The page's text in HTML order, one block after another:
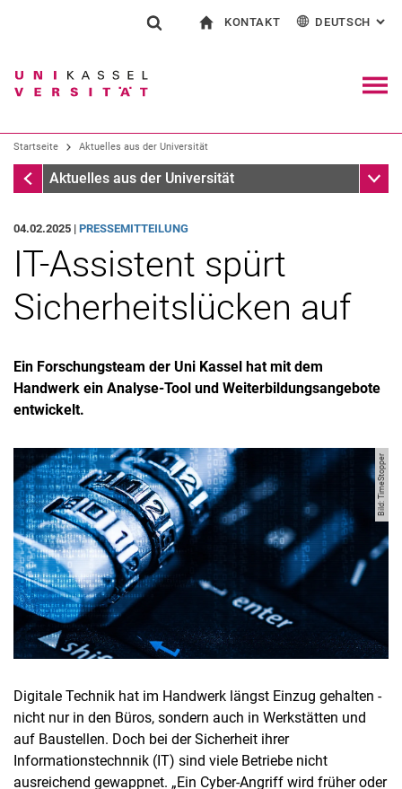
Springe direkt zu: Inhalt
Springe direkt zu: Suche
Springe direkt zu:
Suchen (öffnet externen Link in einem
KONTAKT
Kontakt für Presse und Öffentlichkeit
Einrichtungen suchen
DEUTSCH :
Startseite Aktuelles aus der Universität
Startseite
Aktuelles aus der Universität
04.02.2025 | PRESSEMITTEILUNG
IT-Assistent spürt
Sicherheitslücken auf
Ein Forschungsteam der Uni Kassel hat mit dem
Handwerk ein Analyse-Tool und Weiterbildungsangebote
entwickelt.
Bild: TimeStopper
Digitale Technik hat im Handwerk längst Einzug gehalten -
nicht nur in den Büros, sondern auch in Werkstätten und
auf Baustellen. Doch bei der Sicherheit ihrer
Informationstechnnik (IT) sind viele Betriebe nicht
ausreichend gewappnet. „Ein Cyber-Angriff wird früher oder